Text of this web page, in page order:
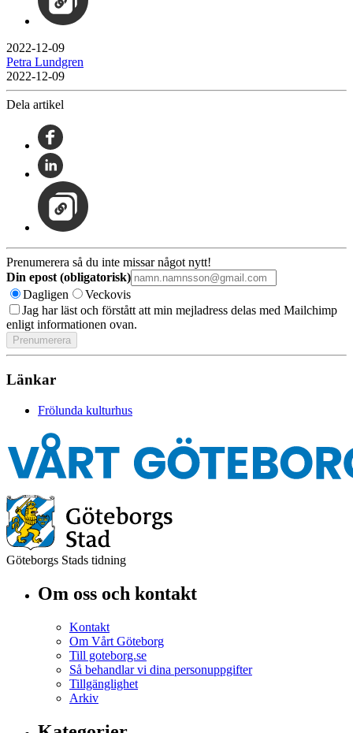
2022-12-09
Petra Lundgren
2022-12-09
Dela artikel
Prenumerera så du inte missar något nytt!
Din epost (obligatorisk)
Dagligen
Veckovis
Jag har läst och förstått att min mejladress delas med Mailchimp
enligt informationen ovan.
Länkar
Frölunda kulturhus
Göteborgs Stads tidning
Om oss och kontakt
Kontakt
Om Vårt Göteborg
Till goteborg.se
Så behandlar vi dina personuppgifter
Tillgänglighet
Arkiv